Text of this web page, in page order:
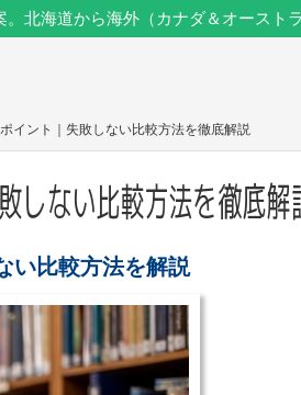
北海道から海外（カナダ＆オースト
イント｜失敗しない比較方法を徹底解説
しない比較方法を徹底解
い比較方法を解説